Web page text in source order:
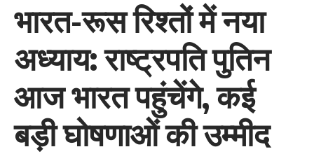
भारत-रूस रिश्तों में नया
अध्याय: राष्ट्रपति पुतिन
आज भारत पहुंचेंगे, कई
बड़ी घोषणाओं की उम्मीद